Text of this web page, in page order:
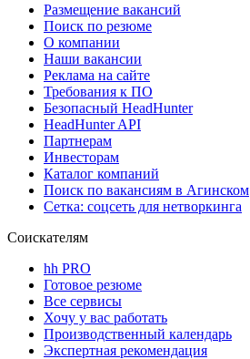
Размещение вакансий
Поиск по резюме
О компании
Наши вакансии
Реклама на сайте
Требования к ПО
Безопасный HeadHunter
HeadHunter API
Партнерам
Инвесторам
Каталог компаний
Поиск по вакансиям в Агинском
Сетка: соцсеть для нетворкинга
Соискателям
hh PRO
Готовое резюме
Все сервисы
Хочу у вас работать
Производственный календарь
Экспертная рекомендация